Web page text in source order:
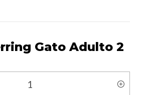
Gato Adulto 2